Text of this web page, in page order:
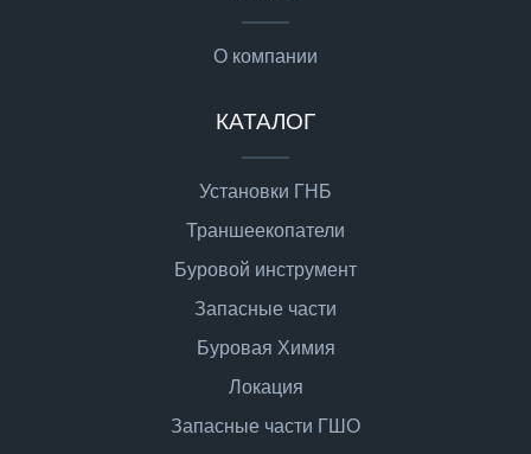
О компании
КАТАЛОГ
Установки ГНБ
Траншеекопатели
Буровой инструмент
Запасные части
Буровая Химия
Локация
Запасные части ГШО